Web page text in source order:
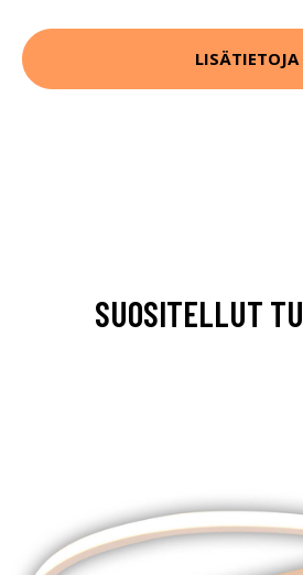
LISÄTIETOJA
SUOSITELLUT